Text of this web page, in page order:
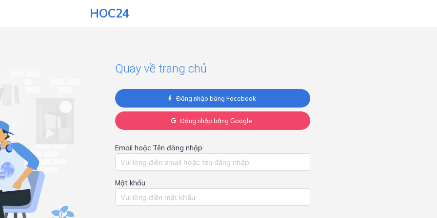
HOC24
Quay về trang chủ
Đăng nhập bằng Facebook
Đăng nhập bằng Google
Email hoặc Tên đăng nhập
Mật khẩu